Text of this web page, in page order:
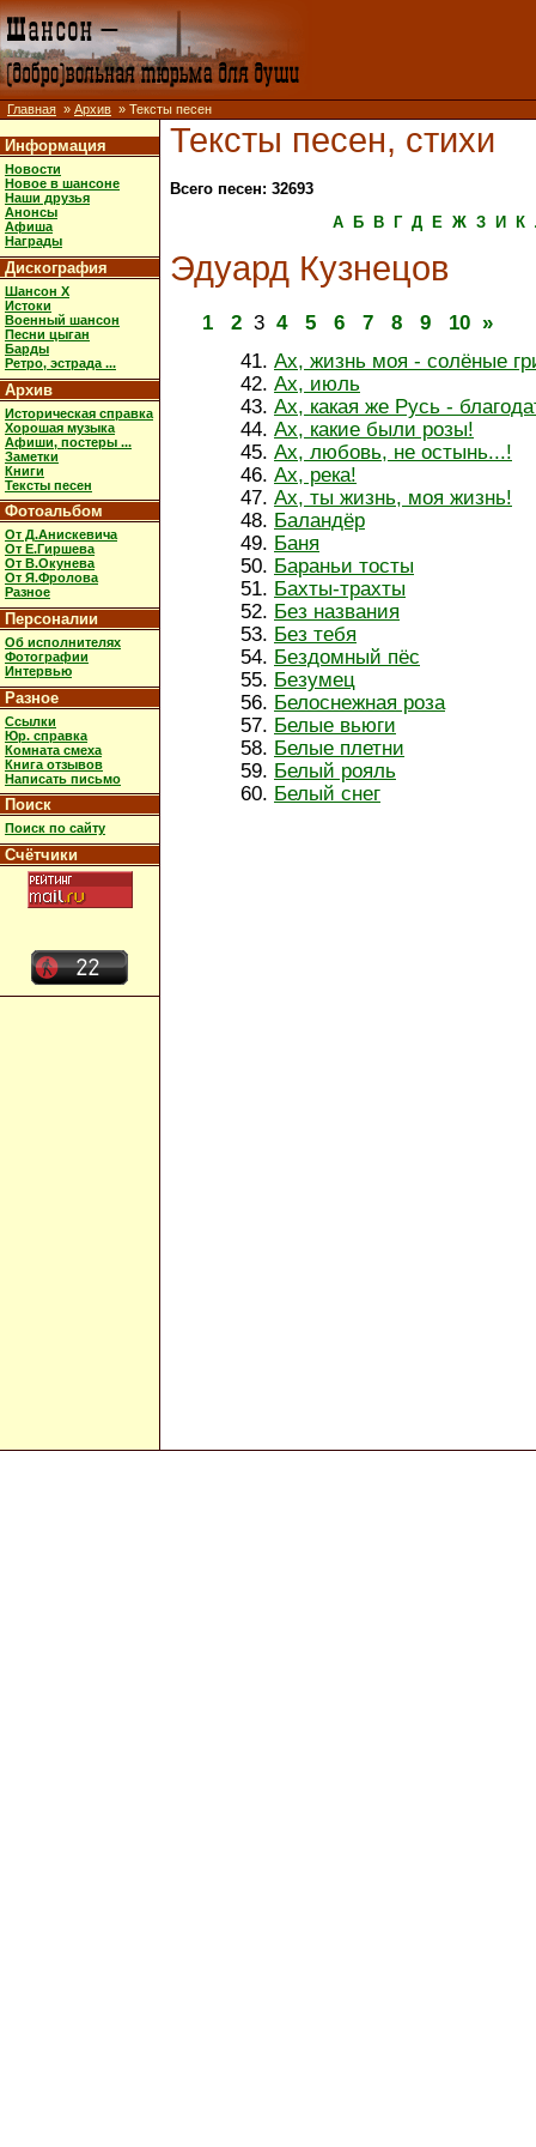
Главная » Архив » Тексты песен
Информация
Новости
Новое в шансоне
Наши друзья
Анонсы
Афиша
Награды
Дискография
Шансон X
Истоки
Военный шансон
Песни цыган
Барды
Ретро, эстрада ...
Архив
Историческая справка
Хорошая музыка
Афиши, постеры ...
Заметки
Книги
Тексты песен
Фотоальбом
От Д.Анискевича
От Е.Гиршева
От В.Окунева
От Я.Фролова
Разное
Персоналии
Об исполнителях
Фотографии
Интервью
Разное
Ссылки
Юр. справка
Комната смеха
Книга отзывов
Написать письмо
Поиск
Поиск по сайту
Счётчики
Тексты песен, стихи
Всего песен: 32693
А
Б В Г Д Е Ж З И К
Эдуард Кузнецов
1 2 3 4 5 6 7 8 9 10 »
Ах, жизнь моя - солёные
Ах, июль
Ах, какая же Русь -
Ах, какие были розы!
Ах, любовь, не остынь...!
Ах, река!
Ах, ты жизнь, моя жизнь!
Баландёр
Баня
Бараньи тосты
Бахты-трахты
Без названия
Без тебя
Бездомный пёс
Безумец
Белоснежная роза
Белые вьюги
Белые плетни
Белый рояль
Белый снег